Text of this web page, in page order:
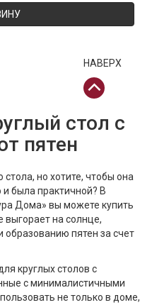
НАВЕРХ
стол с
пятен
стола, но хотите, чтобы она
и была практичной? В
Дома» вы можете купить
выгорает на солнце,
образованию пятен за счет
круглых столов с
с минималистичными
не только в доме,